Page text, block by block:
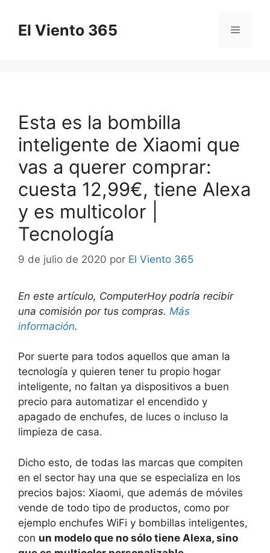
contenido
El Viento 365 Menú
Esta es la bombilla
inteligente de Xiaomi que
vas a querer comprar:
cuesta 12,99€, tiene Alexa
y es multicolor |
Tecnología
9 de julio de 2020 por El Viento 365
En este artículo, ComputerHoy podría recibir
una comisión por tus compras. Más
información.
Por suerte para todos aquellos que aman la
tecnología y quieren tener tu propio hogar
inteligente, no faltan ya dispositivos a buen
precio para automatizar el encendido y
apagado de enchufes, de luces o incluso la
limpieza de casa.
Dicho esto, de todas las marcas que compiten
en el sector hay una que se especializa en los
precios bajos: Xiaomi, que además de móviles
vende de todo tipo de productos, como por
ejemplo enchufes WiFi y bombillas inteligentes,
con un modelo que no sólo tiene Alexa, sino